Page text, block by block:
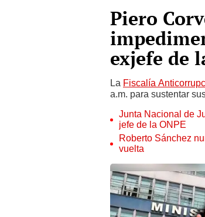
Piero
exjefe de
La Fiscalía
a.m. para sustentar
Junta Nacional de
jefe de la ONPE
Roberto Sánchez
vuelta